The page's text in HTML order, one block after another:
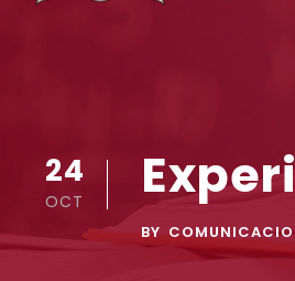
24
OCT
BY